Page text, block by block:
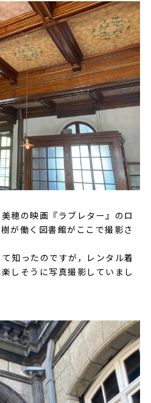
穂の映画『ラブレター』のロ
が働く図書館がここで撮影さ
知ったのですが，レンタル着
しそうに写真撮影していまし